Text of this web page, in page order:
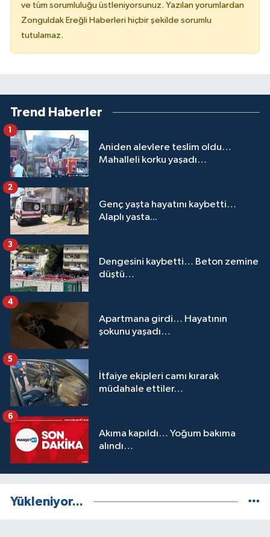
ve tüm sorumluluğu üstleniyorsunuz. Yazılan yorumlardan
Zonguldak Ereğli Haberleri hiçbir şekilde sorumlu
tutulamaz.
Trend Haberler
Aniden alevlere teslim oldu…
Mahalleli korku yaşadı…
1
Genç yaşta hayatını kaybetti…
Alaplı yasta...
2
Dengesini kaybetti… Beton zemine
düştü…
3
Apartmana girdi… Hayatının
şokunu yaşadı…
4
İtfaiye ekipleri camı kırarak
müdahale ettiler…
5
Akıma kapıldı… Yoğum bakıma
alındı…
6
Yükleniyor...